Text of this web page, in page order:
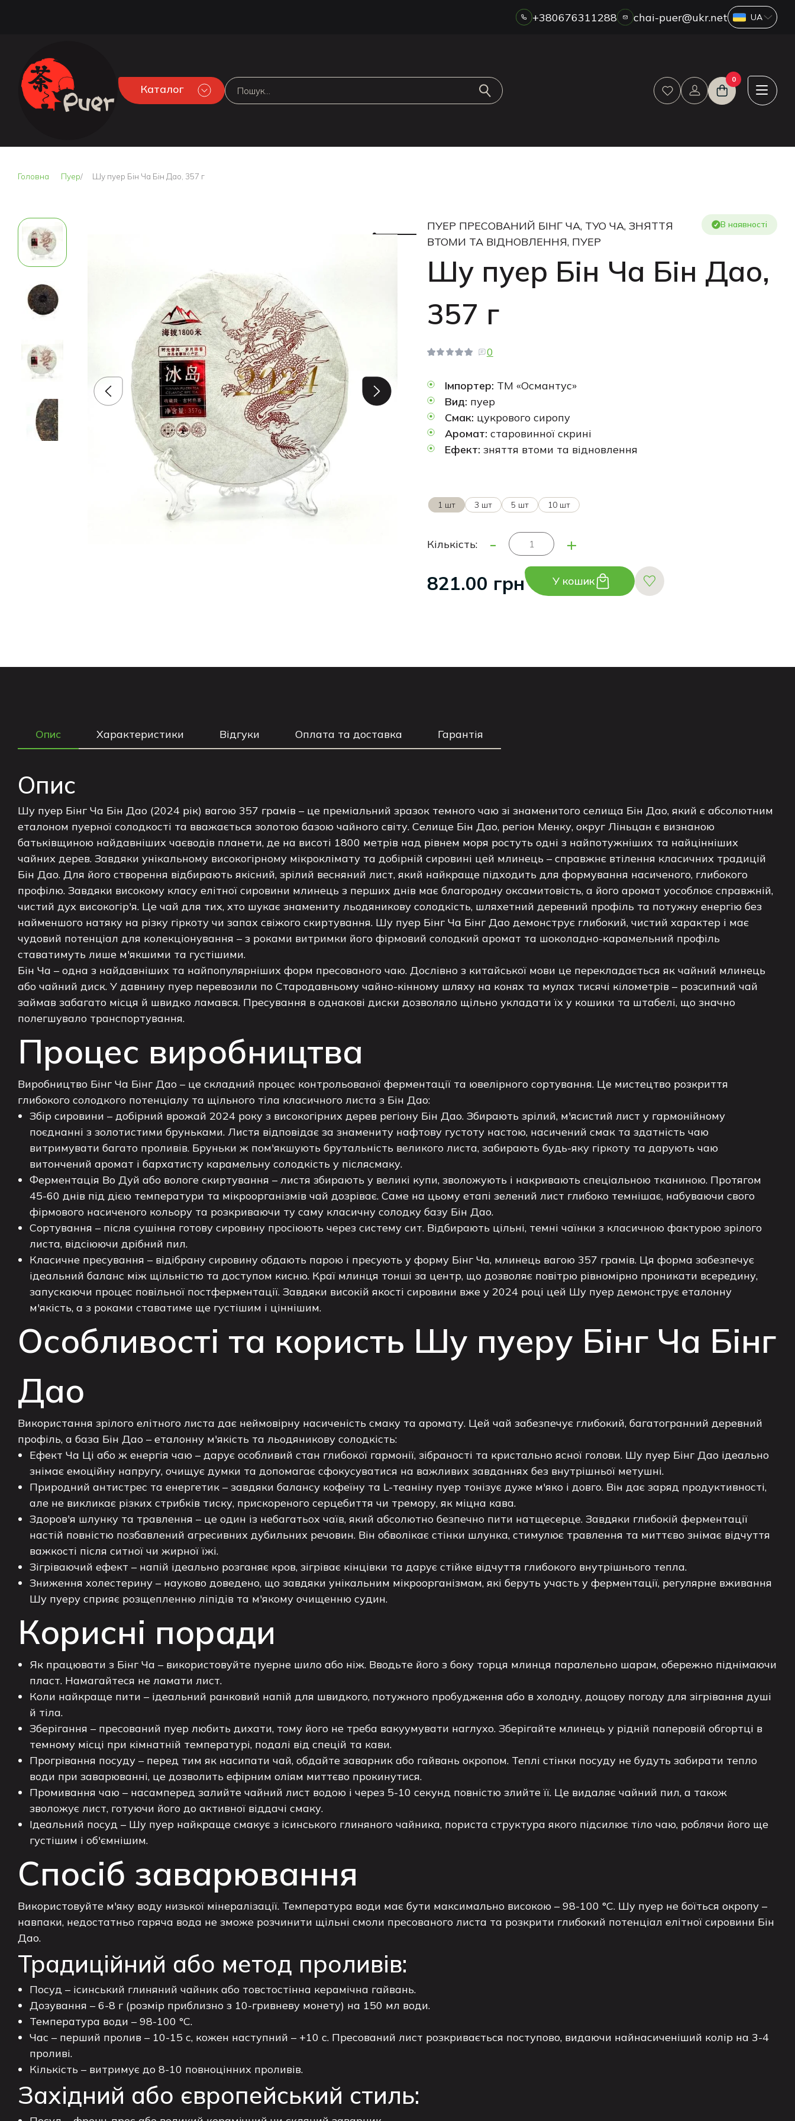
ГУРТ
ДРОП
КОНТАКТИ
+380676311288 chai-puer@ukr.net
Каталог
0
Головна Пуер Шу пуер Бін Ча Бін Дао, 357 г
В наявності
ПУЕР ПРЕСОВАНИЙ БІНГ ЧА, ТУО ЧА, ЗНЯТТЯ
ВТОМИ ТА ВІДНОВЛЕННЯ, ПУЕР
Шу пуер Бін Ча Бін Дао,
357 г
0
Імпортер: ТМ «Османтус»
Вид: пуер
Смак: цукрового сиропу
Аромат: старовинної скрині
Ефект: зняття втоми та відновлення
1 шт 3 шт 5 шт 10 шт
Кількість: - +
821.00 грн У кошик
Опис Характеристики Відгуки Оплата та доставка Гарантія
Опис
Шу пуер Бінг Ча Бін Дао (2024 рік) вагою 357 грамів – це преміальний зразок темного чаю зі знаменитого селища Бін Дао, який є абсолютним
еталоном пуерної солодкості та вважається золотою базою чайного світу. Селище Бін Дао, регіон Менку, округ Ліньцан є визнаною
батьківщиною найдавніших чаєводів планети, де на висоті 1800 метрів над рівнем моря ростуть одні з найпотужніших та найцінніших
чайних дерев. Завдяки унікальному високогірному мікроклімату та добірній сировині цей млинець – справжнє втілення класичних традицій
Бін Дао. Для його створення відбирають якісний, зрілий весняний лист, який найкраще підходить для формування насиченого, глибокого
профілю. Завдяки високому класу елітної сировини млинець з перших днів має благородну оксамитовість, а його аромат уособлює справжній,
чистий дух високогір'я. Це чай для тих, хто шукає знамениту льодяникову солодкість, шляхетний деревний профіль та потужну енергію без
найменшого натяку на різку гіркоту чи запах свіжого скиртування. Шу пуер Бінг Ча Бінг Дао демонструє глибокий, чистий характер і має
чудовий потенціал для колекціонування – з роками витримки його фірмовий солодкий аромат та шоколадно-карамельний профіль
ставатимуть лише м'якшими та густішими.
Бін Ча – одна з найдавніших та найпопулярніших форм пресованого чаю. Дослівно з китайської мови це перекладається як чайний млинець
або чайний диск. У давнину пуер перевозили по Стародавньому чайно-кінному шляху на конях та мулах тисячі кілометрів – розсипний чай
займав забагато місця й швидко ламався. Пресування в однакові диски дозволяло щільно укладати їх у кошики та штабелі, що значно
полегшувало транспортування.
Процес виробництва
Виробництво Бінг Ча Бінг Дао – це складний процес контрольованої ферментації та ювелірного сортування. Це мистецтво розкриття
глибокого солодкого потенціалу та щільного тіла класичного листа з Бін Дао:
Збір сировини – добірний врожай 2024 року з високогірних дерев регіону Бін Дао. Збирають зрілий, м'ясистий лист у гармонійному
поєднанні з золотистими бруньками. Листя відповідає за знамениту нафтову густоту настою, насичений смак та здатність чаю
витримувати багато проливів. Бруньки ж пом'якшують брутальність великого листа, забирають будь-яку гіркоту та дарують чаю
витончений аромат і бархатисту карамельну солодкість у післясмаку.
Ферментація Во Дуй або вологе скиртування – листя збирають у великі купи, зволожують і накривають спеціальною тканиною. Протягом
45-60 днів під дією температури та мікроорганізмів чай дозріває. Саме на цьому етапі зелений лист глибоко темнішає, набуваючи свого
фірмового насиченого кольору та розкриваючи ту саму класичну солодку базу Бін Дао.
Сортування – після сушіння готову сировину просіюють через систему сит. Відбирають цільні, темні чаїнки з класичною фактурою зрілого
листа, відсіюючи дрібний пил.
Класичне пресування – відібрану сировину обдають парою і пресують у форму Бінг Ча, млинець вагою 357 грамів. Ця форма забезпечує
ідеальний баланс між щільністю та доступом кисню. Краї млинця тонші за центр, що дозволяє повітрю рівномірно проникати всередину,
запускаючи процес повільної постферментації. Завдяки високій якості сировини вже у 2024 році цей Шу пуер демонструє еталонну
м'якість, а з роками ставатиме ще густішим і ціннішим.
Особливості та користь Шу пуеру Бінг Ча Бінг
Дао
Використання зрілого елітного листа дає неймовірну насиченість смаку та аромату. Цей чай забезпечує глибокий, багатогранний деревний
профіль, а база Бін Дао – еталонну м'якість та льодяникову солодкість:
Ефект Ча Ці або ж енергія чаю – дарує особливий стан глибокої гармонії, зібраності та кристально ясної голови. Шу пуер Бінг Дао ідеально
знімає емоційну напругу, очищує думки та допомагає сфокусуватися на важливих завданнях без внутрішньої метушні.
Природний антистрес та енергетик – завдяки балансу кофеїну та L-теаніну пуер тонізує дуже м'яко і довго. Він дає заряд продуктивності,
але не викликає різких стрибків тиску, прискореного серцебиття чи тремору, як міцна кава.
Здоров'я шлунку та травлення – це один із небагатьох чаїв, який абсолютно безпечно пити натщесерце. Завдяки глибокій ферментації
настій повністю позбавлений агресивних дубильних речовин. Він обволікає стінки шлунка, стимулює травлення та миттєво знімає відчуття
важкості після ситної чи жирної їжі.
Зігріваючий ефект – напій ідеально розганяє кров, зігріває кінцівки та дарує стійке відчуття глибокого внутрішнього тепла.
Зниження холестерину – науково доведено, що завдяки унікальним мікроорганізмам, які беруть участь у ферментації, регулярне вживання
Шу пуеру сприяє розщепленню ліпідів та м'якому очищенню судин.
Корисні поради
Як працювати з Бінг Ча – використовуйте пуерне шило або ніж. Вводьте його з боку торця млинця паралельно шарам, обережно піднімаючи
пласт. Намагайтеся не ламати лист.
Коли найкраще пити – ідеальний ранковий напій для швидкого, потужного пробудження або в холодну, дощову погоду для зігрівання душі
й тіла.
Зберігання – пресований пуер любить дихати, тому його не треба вакуумувати наглухо. Зберігайте млинець у рідній паперовій обгортці в
темному місці при кімнатній температурі, подалі від спецій та кави.
Прогрівання посуду – перед тим як насипати чай, обдайте заварник або гайвань окропом. Теплі стінки посуду не будуть забирати тепло
води при заварюванні, це дозволить ефірним оліям миттєво прокинутися.
Промивання чаю – насамперед залийте чайний лист водою і через 5-10 секунд повністю злийте її. Це видаляє чайний пил, а також
зволожує лист, готуючи його до активної віддачі смаку.
Ідеальний посуд – Шу пуер найкраще смакує з ісинського глиняного чайника, пориста структура якого підсилює тіло чаю, роблячи його ще
густішим і об'ємнішим.
Спосіб заварювання
Використовуйте м'яку воду низької мінералізації. Температура води має бути максимально високою – 98-100 °C. Шу пуер не боїться окропу –
навпаки, недостатньо гаряча вода не зможе розчинити щільні смоли пресованого листа та розкрити глибокий потенціал елітної сировини Бін
Дао.
Традиційний або метод проливів:
Посуд – ісинський глиняний чайник або товстостінна керамічна гайвань.
Дозування – 6-8 г (розмір приблизно з 10-гривневу монету) на 150 мл води.
Температура води – 98-100 °C.
Час – перший пролив – 10-15 с, кожен наступний – +10 с. Пресований лист розкривається поступово, видаючи найнасиченіший колір на 3-4
проливі.
Кількість – витримує до 8-10 повноцінних проливів.
Західний або європейський стиль: